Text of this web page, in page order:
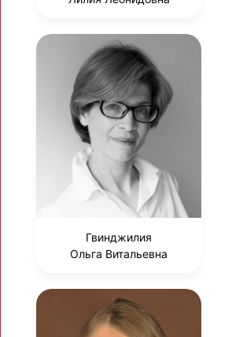
Гвинджилия
Ольга Витальевна